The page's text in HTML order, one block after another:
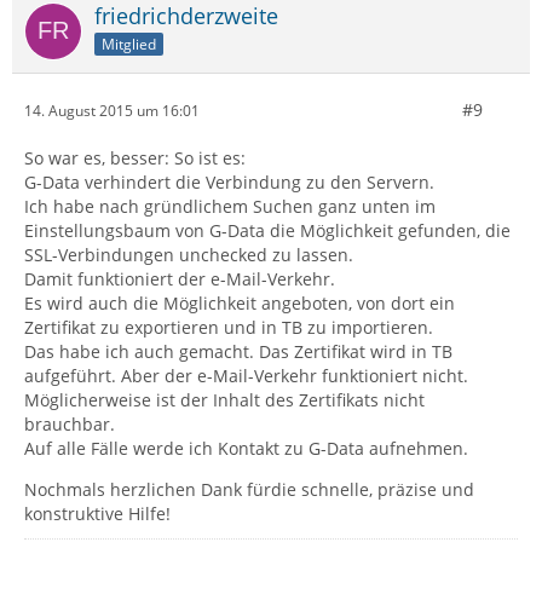
friedrichderzweite
Mitglied
14. August 2015 um 16:01 #9
So war es, besser: So ist es:
G-Data verhindert die Verbindung zu den Servern.
Ich habe nach gründlichem Suchen ganz unten im
Einstellungsbaum von G-Data die Möglichkeit gefunden, die
SSL-Verbindungen unchecked zu lassen.
Damit funktioniert der e-Mail-Verkehr.
Es wird auch die Möglichkeit angeboten, von dort ein
Zertifikat zu exportieren und in TB zu importieren.
Das habe ich auch gemacht. Das Zertifikat wird in TB
aufgeführt. Aber der e-Mail-Verkehr funktioniert nicht.
Möglicherweise ist der Inhalt des Zertifikats nicht
brauchbar.
Auf alle Fälle werde ich Kontakt zu G-Data aufnehmen.
Nochmals herzlichen Dank fürdie schnelle, präzise und
konstruktive Hilfe!